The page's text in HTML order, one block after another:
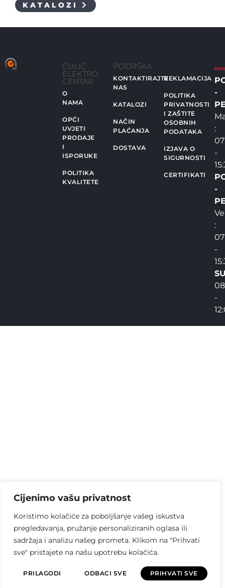
Cijenimo vašu privatnost
Koristimo kolačiće za poboljšanje vašeg iskustva
pregledavanja, pružanje personaliziranih oglasa ili
sadržaja i analizu našeg prometa. Klikom na "Prihvati
sve" pristajete na našu upotrebu kolačića.
PRILAGODI ODBACI SVE PRIHVATI SVE
KATALOZI
ČULIĆ
ELEKTRO
CENTAR
O
NAMA
OPĆI
UVJETI
PRODAJE
I
ISPORUKE
POLITIKA
KVALITETE
PODRŠKA
KONTAKTIRAJTE
NAS
KATALOZI
NAČIN
PLAĆANJA
DOSTAVA
REKLAMACIJA
POLITIKA
PRIVATNOSTI
I ZAŠTITE
OSOBNIH
PODATAKA
IZJAVA O
SIGURNOSTI
CERTIFIKATI
-
:
-
-
:
-
-